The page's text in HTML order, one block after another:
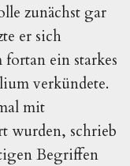
zunächst gar
er sich
ein starkes
verkündete.
mit
wurden, schrieb
Begriffen